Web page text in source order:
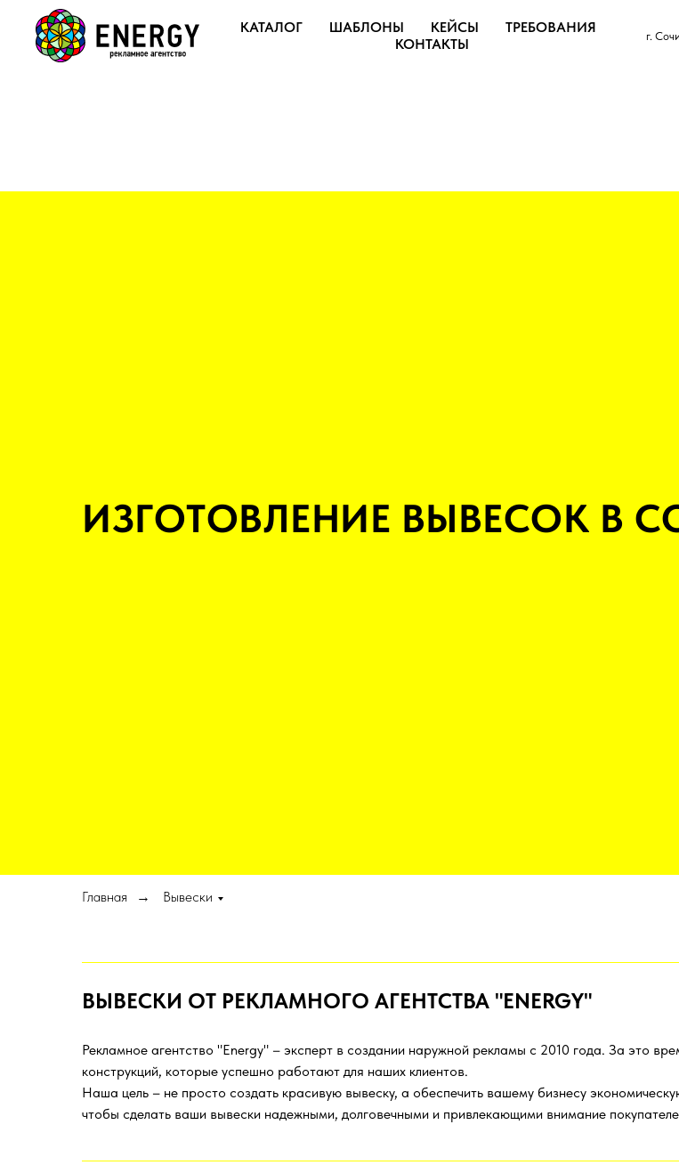
КАТАЛОГ ШАБЛОНЫ КЕЙСЫ
ТРЕБОВАНИЯ
КОНТАКТЫ
г.
ИЗГОТОВЛЕНИЕ ВЫВЕСОК В
Главная → Вывески
ВЫВЕСКИ ОТ РЕКЛАМНОГО АГЕНТСТВА "ENERGY"
Рекламное агентство "Energy" – эксперт в создании наружной рекламы с 2010 года. За это
конструкций, которые успешно работают для наших клиентов.
Наша цель – не просто создать красивую вывеску, а обеспечить вашему бизнесу
чтобы сделать ваши вывески надежными, долговечными и привлекающими внимание